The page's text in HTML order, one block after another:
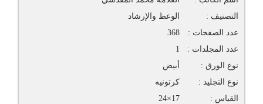
التصنيف :
الوعظ والإرشاد
عدد الصفحات :
368
عدد المجلدات :
1
نوع الورق :
أبيض
نوع التجليد :
كرتونيه
القياس :
17×24